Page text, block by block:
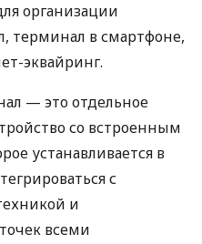
организации
терминал в смартфоне,
эквайринг.
— это отдельное
со встроенным
устанавливается в
с
и
всеми